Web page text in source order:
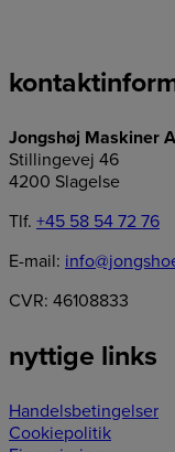
Jongshøj Maskiner
Stillingevej 46
4200 Slagelse
Tlf. +45 58 54 72 76
E-mail:
CVR: 46108833
nyttige links
Handelsbetingelser
Cookiepolitik